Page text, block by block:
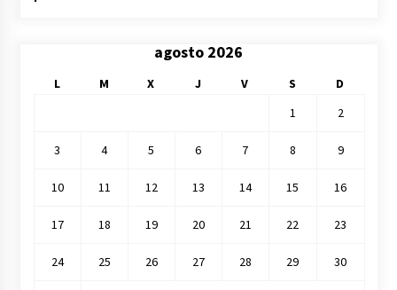
agosto 2026
L M X J V S
D
1
2
3 4 5 6 7 8 9
10 11 12 13 14 15 16
17 18 19 20 21 22 23
24 25 26 27 28 29 30